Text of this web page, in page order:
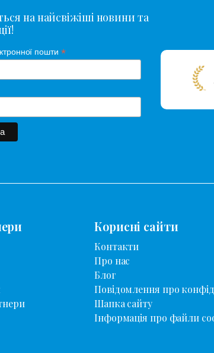
на найсвіжіші новини та
пошти *
Корисні сайти
Контакти
Про нас
Блог
Повідомлення про
Шапка сайту
Інформація про файли